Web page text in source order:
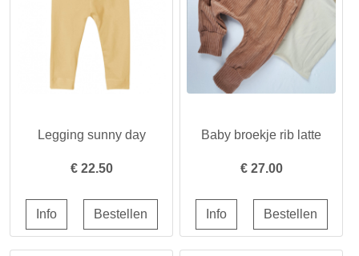
Legging sunny day
€ 22.50
Baby broekje rib latte
€ 27.00